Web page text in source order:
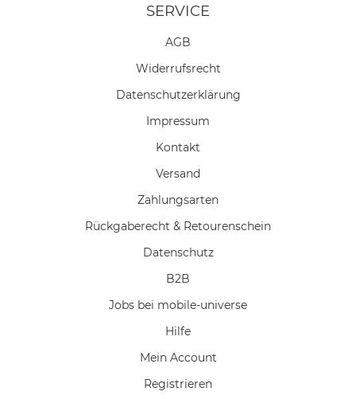
SERVICE
AGB
Widerrufs­recht
Daten­schutz­erklärung
Impressum
Kontakt
Versand
Zahlungsarten
Rückgaberecht & Retourenschein
Datenschutz
B2B
Jobs bei mobile-universe
Hilfe
Mein Account
Registrieren